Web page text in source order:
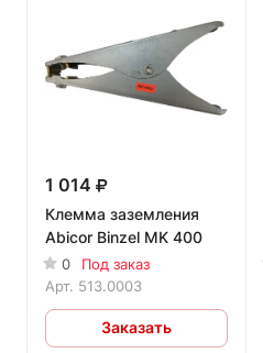
1 014
Клемма заземления
Abicor Binzel MK 400
0
Под заказ
Арт. 513.0003
Заказать